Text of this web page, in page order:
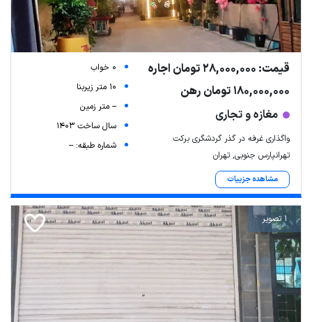
قیمت: 28,000,000 تومان اجاره
180,000,000 تومان رهن
مغازه و تجاری
واگذاری غرفه در گذر گردشگری برکت
تهرانپارس جنوبی, تهران
مشاهده جزییات
0 خواب
10 متر زیربنا
-- متر زمین
سال ساخت 1403
شماره طبقه: --
1 تصویر